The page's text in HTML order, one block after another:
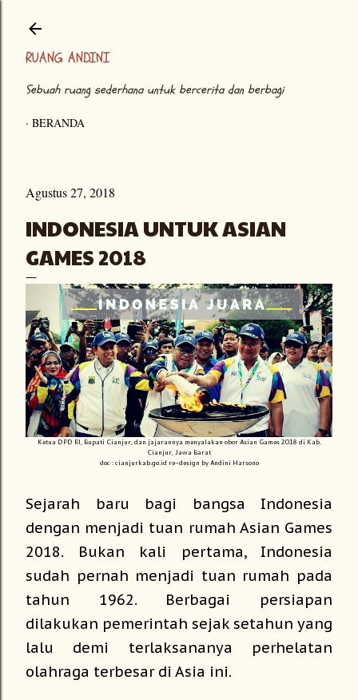
RUANG ANDINI
Sebuah ruang sederhana untuk bercerita dan berbagi
BERANDA
Agustus 27, 2018
INDONESIA UNTUK ASIAN
GAMES 2018
Ketua DPD RI, Bupati Cianjur, dan jajarannya menyalakan obor Asian Games 2018 di Kab.
Cianjur, Jawa Barat
doc : cianjurkab.go.id re-design by Andini Harsono
Sejarah baru bagi bangsa Indonesia
dengan menjadi tuan rumah Asian Games
2018. Bukan kali pertama, Indonesia
sudah pernah menjadi tuan rumah pada
tahun 1962. Berbagai persiapan
dilakukan pemerintah sejak setahun yang
lalu demi terlaksananya perhelatan
olahraga terbesar di Asia ini.